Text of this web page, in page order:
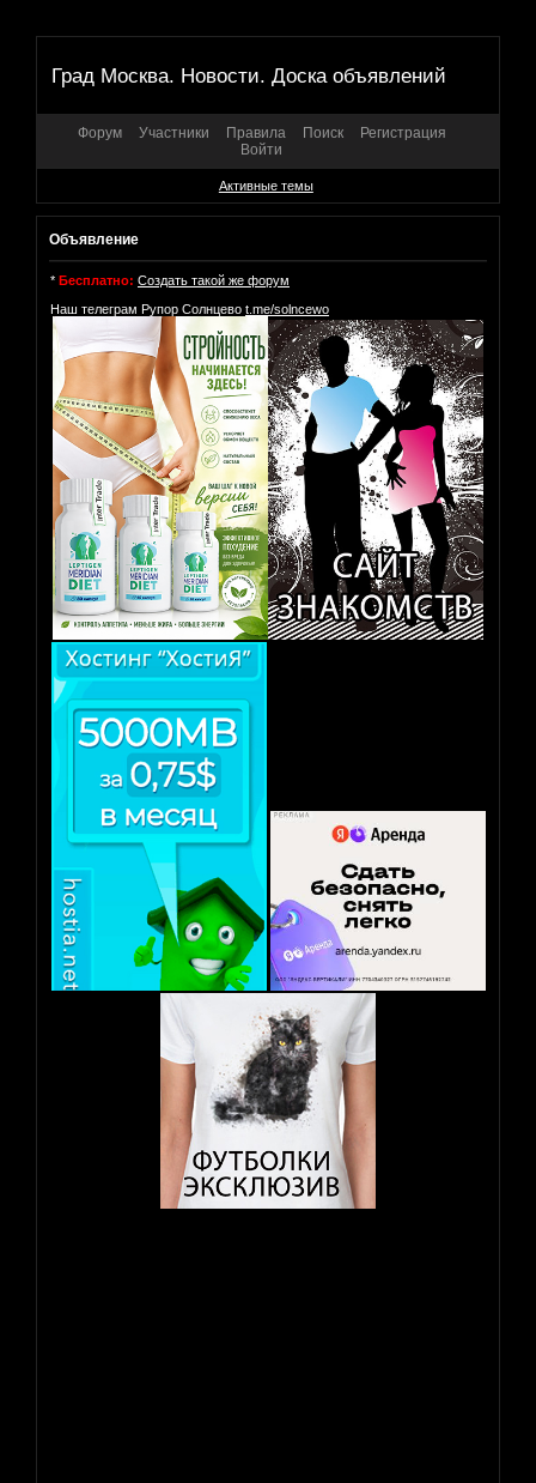
Град Москва. Новости. Доска объявлений
Форум Участники Правила Поиск
Регистрация
Войти
Активные темы
Объявление
* Бесплатно: Создать такой же форум
Наш телеграм Рупор Солнцево t.me/solncewo